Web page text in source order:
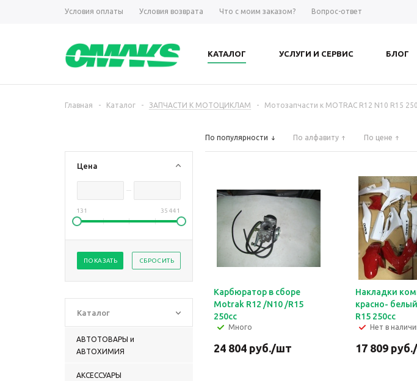
Условия оплаты Условия возврата Что с моим заказом? Вопрос-ответ
КАТАЛОГ УСЛУГИ И СЕРВИС БЛОГ
Главная - Каталог - ЗАПЧАСТИ К МОТОЦИКЛАМ - Мотозапчасти к MOTRAC R12 N10 R15
Цена
131 35 441
ПОКАЗАТЬ СБРОСИТЬ
Каталог
АВТОТОВАРЫ и
АВТОХИМИЯ
АКСЕССУАРЫ
По популярности По алфавиту По цене
Карбюратор в сборе
Motrak R12 /N10 /R15
250сс
Много
24 804 руб./шт
Накладки
красно-
R15 250сс
Нет в
17 809руб.